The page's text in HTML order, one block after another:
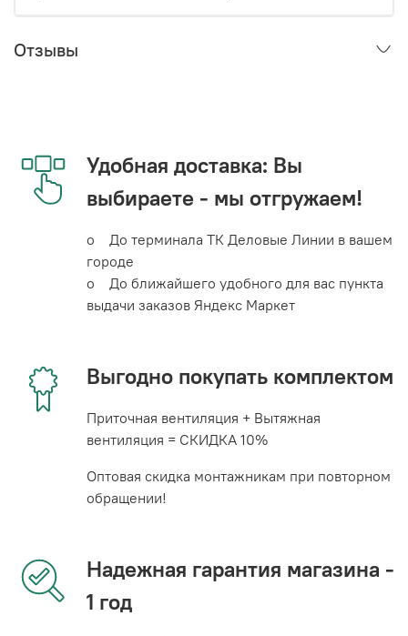
Отзывы
Удобная доставка: Вы
выбираете - мы отгружаем!
o До терминала ТК Деловые Линии в вашем
городе
o До ближайшего удобного для вас пункта
выдачи заказов Яндекс Маркет
Выгодно покупать комплектом
Приточная вентиляция + Вытяжная
вентиляция = СКИДКА 10%
Оптовая скидка монтажникам при повторном
обращении!
Надежная гарантия магазина -
1 год